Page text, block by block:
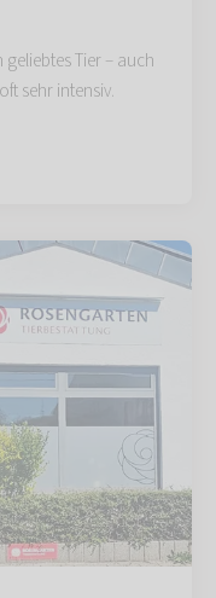
Tier – auch
sehr intensiv.